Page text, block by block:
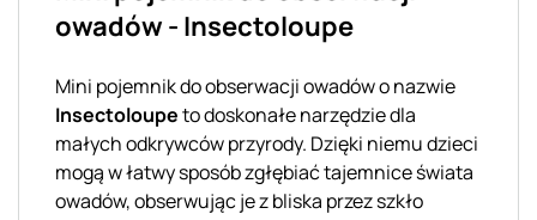
owadów - Insectoloupe
Mini pojemnik do obserwacji owadów o nazwie
Insectoloupeto doskonałe narzędzie dla
małych odkrywców przyrody. Dzięki niemu dzieci
mogą w łatwy sposób zgłębiać tajemnice świata
owadów, obserwując je z bliska przez szkło